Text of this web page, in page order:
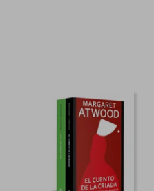
45%
dcto.